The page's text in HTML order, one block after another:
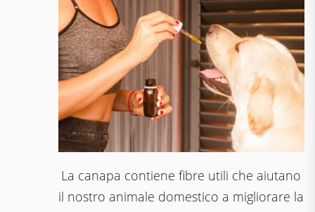
La canapa contiene fibre utili che aiutano
il nostro animale domestico a migliorare la